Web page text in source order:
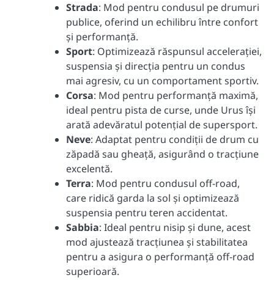
Strada: Mod pentru condusul pe drumuri
publice, oferind un echilibru între confort
și performanță.
Sport: Optimizează răspunsul accelerației,
suspensia și direcția pentru un condus
mai agresiv, cu un comportament sportiv.
Corsa: Mod pentru performanță maximă,
ideal pentru pista de curse, unde Urus își
arată adevăratul potențial de supersport.
Neve: Adaptat pentru condiții de drum cu
zăpadă sau gheață, asigurând o tracțiune
excelentă.
Terra: Mod pentru condusul off-road,
care ridică garda la sol și optimizează
suspensia pentru teren accidentat.
Sabbia: Ideal pentru nisip și dune, acest
mod ajustează tracțiunea și stabilitatea
pentru a asigura o performanță off-road
superioară.